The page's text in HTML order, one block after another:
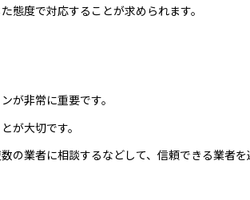
態度で対応することが求められます。
が非常に重要です。
が大切です。
業者に相談するなどして、信頼できる業者を